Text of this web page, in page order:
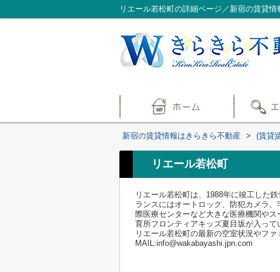
リエール若松町の詳細ページ／新宿の賃貸
新宿の賃貸情報はきらきら不動産 > (賃貸)
リエール若松町
リエール若松町は、1988年に竣工した
ランスにはオートロック、防犯カメラ
際医療センターなど大きな医療機関や
育所フロンティアキッズ夏目坂が入って
リエール若松町の最新の空室状況やフ
MAIL:info@wakabayashi.jpn.com